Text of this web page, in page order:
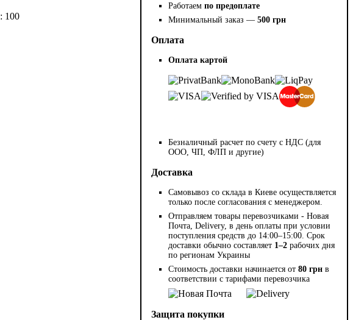
100
Работаемпо предоплате
Минимальный заказ —500 грн
Оплата
Оплата картой
Безналичный расчет по счету с НДС (для
ООО, ЧП, ФЛП и другие)
Доставка
Самовывоз со склада в Киеве осуществляется
только после согласования с менеджером.
Отправляем товары перевозчиками - Новая
Почта, Delivery, в день оплаты при условии
поступления средств до 14:00–15:00. Срок
доставки обычно составляет 1–2 рабочих дня
по регионам Украины
Стоимость доставки начинается от80 грн в
соответствии с тарифами перевозчика
Защита покупки